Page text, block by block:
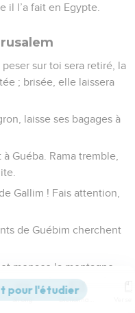
il l’a fait en Egypte.
sur toi sera retiré, la
; brisée, elle laissera
laisse ses bagages à
Guéba. Rama tremble,
Gallim ! Fais attention,
de Guébim cherchent
menace la montagne
maître de l’univers,
Strong